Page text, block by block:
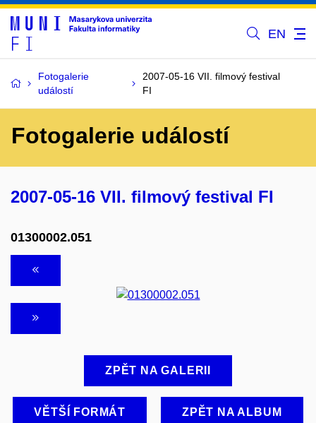
EN
Fotogalerie
událostí
2007-05-16 VII. filmový festival
FI
Fotogalerie událostí
2007-05-16 VII. filmový festival FI
01300002.051
ZPĚT NA GALERII
VĚTŠÍ FORMÁT ZPĚT NA ALBUM